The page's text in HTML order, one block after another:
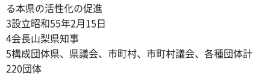
る本県の活性化の促進
3設立昭和55年2月15日
4会長山梨県知事
5構成団体県、県議会、市町村、市町村議会、各種団体計
220団体